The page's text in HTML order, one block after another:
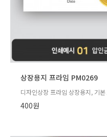
상장용지 프라임 PM0269
디자인상장 프라임 상장용지, 기
400원